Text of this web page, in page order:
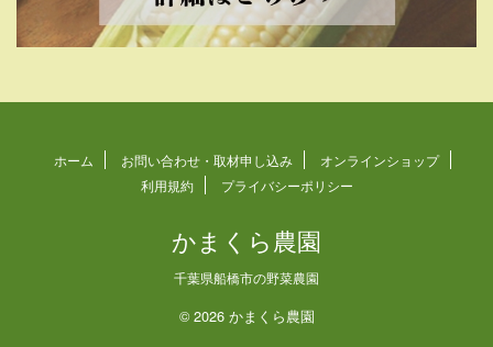
ホーム お問い合わせ・取材申し込み
オンラインショップ
利用規約
プライバシーポリシー
かまくら農園
千葉県船橋市の野菜農園
© 2026 かまくら農園